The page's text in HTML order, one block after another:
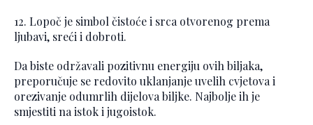
12. Lopoč je simbol čistoće i srca otvorenog prema
ljubavi, sreći i dobroti.
Da biste održavali pozitivnu energiju ovih biljaka,
preporučuje se redovito uklanjanje uvelih cvjetova i
orezivanje odumrlih dijelova biljke. Najbolje ih je
smjestiti na istok i jugoistok.